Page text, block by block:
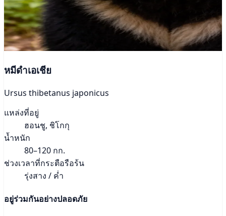
หมีดำเอเชีย
Ursus thibetanus japonicus
แหล่งที่อยู่
ฮอนชู, ชิโกกุ
น้ำหนัก
80–120 กก.
ช่วงเวลาที่กระตือรือร้น
รุ่งสาง / ค่ำ
อยู่ร่วมกันอย่างปลอดภัย